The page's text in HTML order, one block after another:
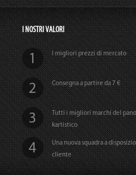
I NOSTRI VALORI
I migliori prezzi di mercato
Consegna a partire da 7 €
Tutti i migliori marchi del
kartistico
Una nuova squadra a
cliente